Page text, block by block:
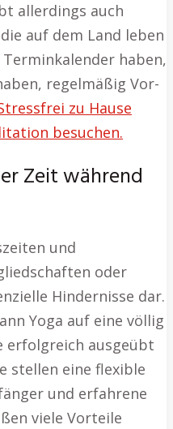
allerdings auch
auf dem Land leben
haben,
regelmäßig Vor-
zu Hause
besuchen.
Zeit während
und
oder
Hindernisse dar.
Yoga auf eine völlig
erfolgreich ausgeübt
stellen eine flexible
und erfahrene
viele Vorteile